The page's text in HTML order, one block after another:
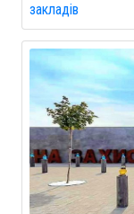
закладів